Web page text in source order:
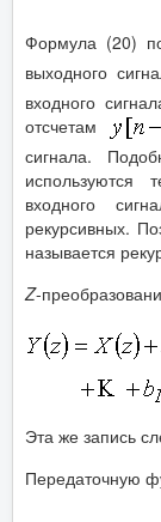
Формула (20)
выходного
входного
отсчетам
сигнала.
используются
входного
рекурсивных.
называется
Z-
Эта же запись
Передаточную